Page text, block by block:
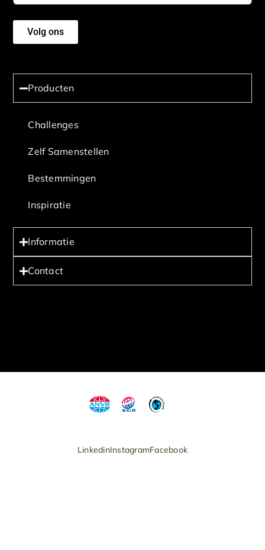
Volg ons
Producten
Challenges
Zelf Samenstellen
Bestemmingen
Inspiratie
Informatie
Contact
LinkedinInstagramFacebook